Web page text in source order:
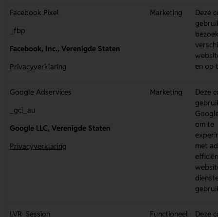
Facebook Pixel
_fbp
Facebook, Inc., Verenigde Staten
Privacyverklaring
Marketing
Deze
en op
Google Adservices
_gcl_au
Google LLC, Verenigde Staten
Privacyverklaring
Marketing
Deze
om te
met
LVR_Session Functioneel Deze